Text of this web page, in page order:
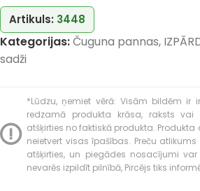
Artikuls: 3448
Kategorijas:Čuguna pannas,
sadži
*Lūdzu, ņemiet vērā: Visām bildēm ir
redzamā produkta krāsa, raksts
atšķirties no faktiskā produkta.
neietvert visas īpašības. Preču
atšķirties, un piegādes nosacījumi
nevarēs izpildīt pilnībā, Pircējs tiks